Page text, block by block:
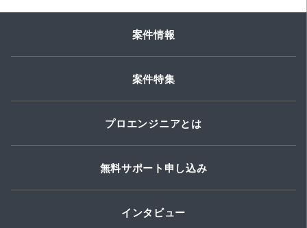
案件情報
案件特集
プロエンジニアとは
無料サポート申し込み
インタビュー